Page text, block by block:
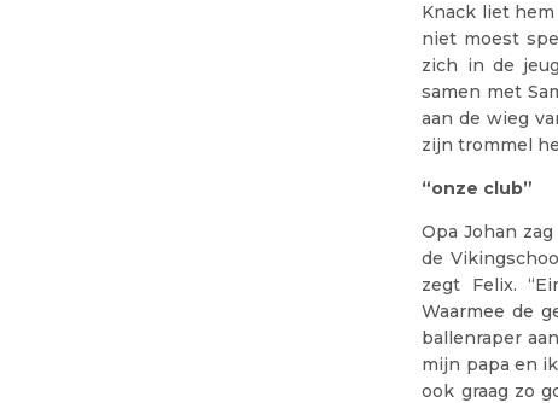
Knack liet
niet moest
zich in de
samen met
aan de wieg
zijn trommel
“onze club”
Opa Johan
de
zegt Felix.
Waarmee de
ballenraper
mijn papa en
ook graag zo